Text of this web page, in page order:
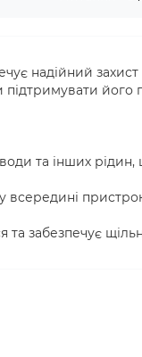
надійний
його
та інших
всередині
та забезпечує